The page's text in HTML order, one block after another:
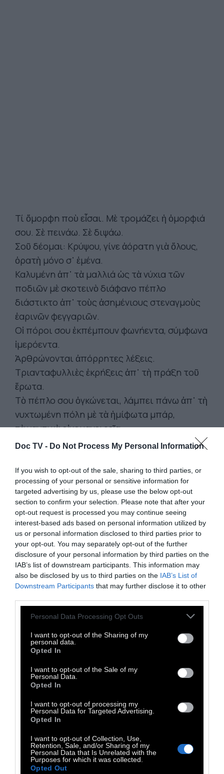
Doc TV - Do Not Process My Personal Information
If you wish to opt-out of the sale, sharing to third parties, or
processing of your personal or sensitive information for
targeted advertising by us, please use the below opt-out
section to confirm your selection. Please note that after your
opt-out request is processed you may continue seeing
interest-based ads based on personal information utilized by
us or personal information disclosed to third parties prior to
your opt-out. You may separately opt-out of the further
disclosure of your personal information by third parties on the
IAB’s list of downstream participants. This information may
also be disclosed by us to third parties on the IAB’s List of
Downstream Participants that may further disclose it to other
Personal Data Processing Opt Outs
I want to opt-out of the Sharing of my
personal data.
Opted In
I want to opt-out of the Sale of my
Personal Data.
Opted In
I want to opt-out of processing my
Personal Data for Targeted Advertising.
Opted In
I want to opt-out of Collection, Use,
Retention, Sale, and/or Sharing of my
Personal Data that Is Unrelated with the
Purposes for which it was collected.
Opted Out
Τί ὄμορφη ποὺ εἶσαι. Μὲ τρομάζει ἡ ὀμορφιά
σου. Σὲ πεινάω. Σὲ διψάω.
Σοῦ δέομαι: Κρύψου, γίνε ἀόρατη γιὰ ὅλους,
ὁρατὴ μόνο σ᾿ ἐμένα.
Καλυμένη ἀπ᾿ τὰ μαλλιά ὡς τὰ νύχια τῶν
ποδιῶν μὲ σκοτεινὸ διάφανο πέπλο
διάστικτο ἀπ᾿ τοὺς ἀσημένιους στεναγμοὺς
ἐαρινῶν φεγγαριῶν.
Οἱ πόροι σου ἐκπέμπουν φωνήεντα, σύμφωνα
ἰμερόεντα.
Ἀρθρώνονται ἀπόρρητες λέξεις.
Τριανταφυλλιὲς ἐκρήξεις ἀπ᾿ τὴ πράξη τοῦ
ἔρωτα.
Τὸ πέπλο σου ὀγκώνεται, λάμπει πάνω ἀπ᾿ τὴ
νυχτωμένη πόλη μὲ τὰ ἠμίφωτα μπάρ,
τὰ ναυτικὰ οἰνομαγειρεῖα.
διανυκτερεῦον φαρμακεῖο.
Μιὰ γυάλινη σφαῖρα περιστρέφεται γρήγορα
δείχνοντας τοπία τῆς ὑδρογείου.
Ὁ μεθυσμένος τρεκλίζει σὲ μία τρικυμία
φυσημένη ἀπ᾿ τὴν ἀναπνοὴ τοῦ σώματός σου.
Μὴ φεύγεις. Μὴ φεύγεις. Τόσο ὑλική, τόσο
ἄπιαστη.
Ἕνας πέτρινος ταῦρος πηδάει ἀπ᾿ τὸ
ἀέτωμα στὰ ξερὰ χόρτα.
Ὁ ἀτμὸς τῆς κρύβει τὸ πρόσωπο.
Ψηλὰ στὸν ἀέρα ἕνα ἀνιχνευτικὸ ἑλικόπτερο
βομβίζει σὲ ἀόριστα σημεῖα.
Φυλάξου. Ἐσένα ζητοῦν. Κρύψου βαθύτερα
Τὸ τρίχωμα τῆς κόκκινης κουβέρτας ποὺ μᾶς
σκέπει, διαρκῶς μεγαλώνει.
Γίνεται μία ἔγκυος ἀρκούδα ἡ κουβέρτα.
Κάτω ἀπὸ τὴ κόκκινη ἀρκούδα ἐρωτευόμαστε
ἀπέραντα,